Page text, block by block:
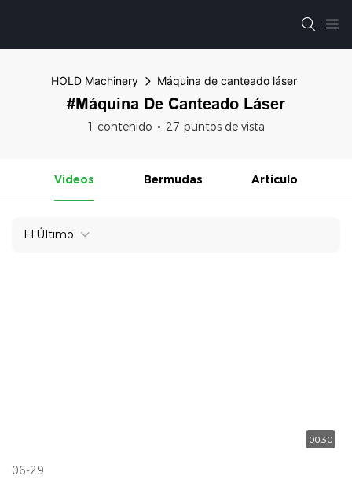
HOLD Machinery Máquina de canteado láser
#Máquina De Canteado Láser
1 contenido 27 puntos de vista
Videos Bermudas Artículo
El Último
00:30
06-29